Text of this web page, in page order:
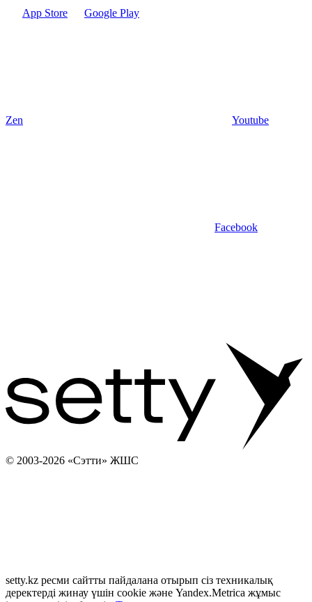
App Store
Google Play
Zen Youtube
Facebook
© 2003-2026 «Сэтти» ЖШС
setty.kz ресми сайтты пайдалана отырып сіз техникалық
деректерді жинау үшін cookie және Yandex.Metrica жұмыс